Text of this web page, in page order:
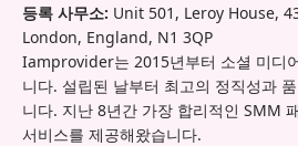
등록 사무소: Unit 501, Leroy House,
London, England, N1 3QP
Iamprovider는 2015년부터 소셜 미디
니다. 설립된 날부터 최고의 정직성과
니다. 지난 8년간 가장 합리적인 SMM
서비스를 제공해왔습니다.